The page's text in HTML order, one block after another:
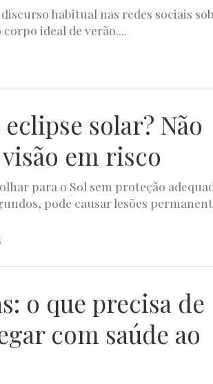
habitual nas redes sociais
ideal de verão....
solar? Não
em risco
para o Sol sem proteção
pode causar lesões
o que precisa de
com saúde ao